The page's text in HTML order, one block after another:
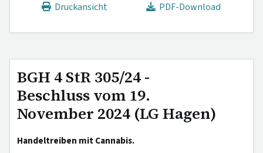
Druckansicht
PDF-Download
BGH 4 StR 305/24 -
Beschluss vom 19.
November 2024 (LG Hagen)
Handeltreiben mit Cannabis.